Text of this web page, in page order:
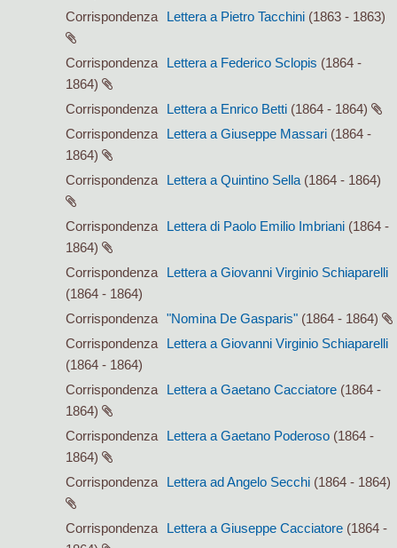
Corrispondenza
Lettera a Pietro Tacchini (1863 - 1863)
Corrispondenza Lettera a Federico Sclopis (1864 -
1864)
Corrispondenza
Lettera a Enrico Betti (1864 - 1864)
Corrispondenza
Lettera a Giuseppe Massari (1864 -
1864)
Corrispondenza
Lettera a Quintino Sella (1864 - 1864)
Corrispondenza Lettera di Paolo Emilio Imbriani (1864 -
1864)
Corrispondenza
Lettera a Giovanni Virginio Schiaparelli
(1864 - 1864)
Corrispondenza
"Nomina De Gasparis" (1864 - 1864)
Corrispondenza
Lettera a Giovanni Virginio Schiaparelli
(1864 - 1864)
Corrispondenza
Lettera a Gaetano Cacciatore (1864 -
1864)
Corrispondenza
Lettera a Gaetano Poderoso (1864 -
1864)
Corrispondenza
Lettera ad Angelo Secchi (1864 - 1864)
Corrispondenza Lettera a Giuseppe Cacciatore (1864 -